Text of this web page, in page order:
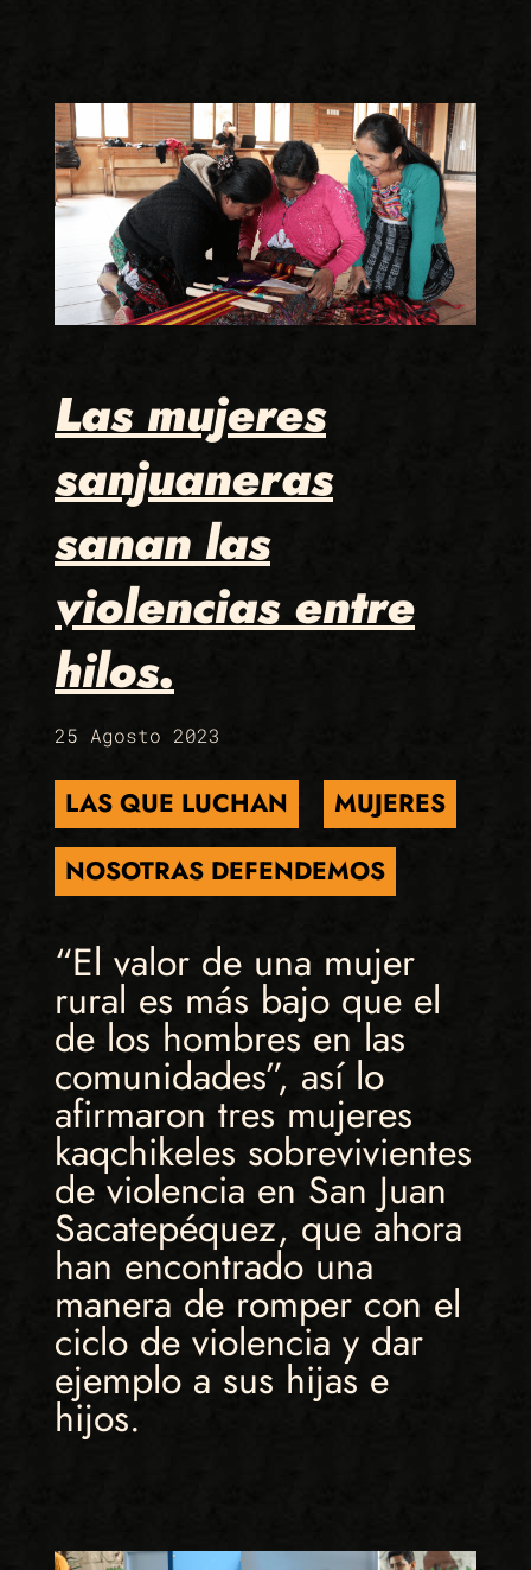
Las mujeres
sanjuaneras
sanan las
violencias entre
hilos.
25 Agosto 2023
LAS QUE LUCHAN
MUJERES
NOSOTRAS DEFENDEMOS
“El valor de una mujer
rural es más bajo que el
de los hombres en las
comunidades”, así lo
afirmaron tres mujeres
kaqchikeles sobrevivientes
de violencia en San Juan
Sacatepéquez, que ahora
han encontrado una
manera de romper con el
ciclo de violencia y dar
ejemplo a sus hijas e
hijos.